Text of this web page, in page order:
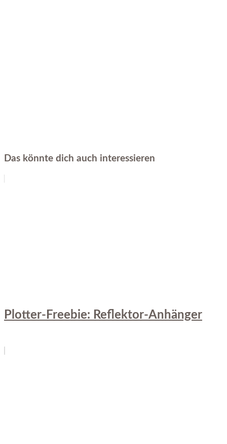
Das könnte dich auch interessieren
Plotter-Freebie: Reflektor-Anhänger